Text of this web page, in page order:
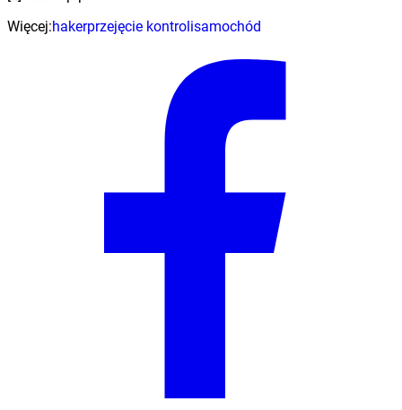
Więcej:hakerprzejęcie kontrolisamochód